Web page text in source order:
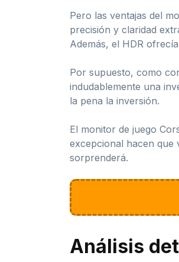
Pero las ventajas del
precisión y claridad
Además, el HDR
Por supuesto, como
indudablemente una
la pena la inversión.
El monitor de juego
excepcional hacen que
sorprenderá.
Análisis